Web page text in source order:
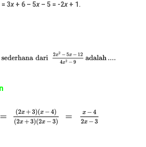
3x + 6 – 5x – 5 = -2x + 1.